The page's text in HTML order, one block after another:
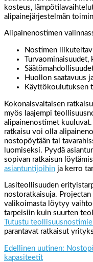
kosteus,
alipainejärjestelmän
Alipainenostimen
Nostimen
Huollon saatavuus
Käyttökoulutuksen
Kokonaisvaltaisen
myös laajempi
alipainenostimet
ratkaisu voi olla
nostopöytään tai
luomiseksi. Pyydä
sopivan ratkaisun
asiantuntijoihin ja kerro
Lasiteollisuuden
nostoratkaisuja.
valikoimasta löytyy
tarpeisiin kuin suurten
Tutustu
parantavat ratkaisut
Edellinen uutinen:
kapasiteetit